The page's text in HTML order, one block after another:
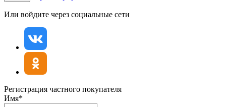
Или войдите через социальные сети
Регистрация частного покупателя
Имя*